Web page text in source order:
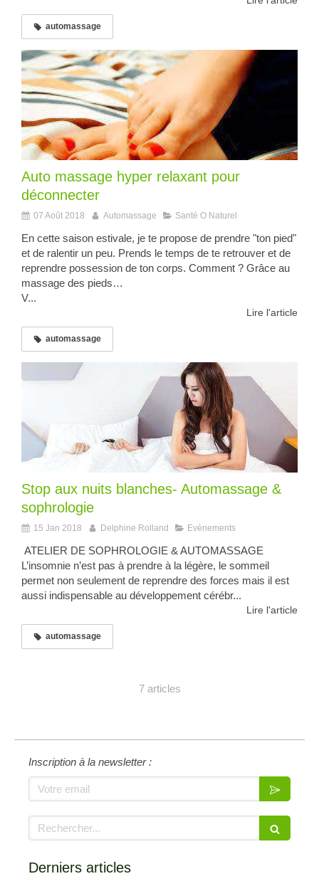
automassage
Auto massage hyper relaxant pour
déconnecter
07 Août 2018 Automassage Santé O Naturel
En cette saison estivale, je te propose de prendre "ton pied"
et de ralentir un peu. Prends le temps de te retrouver et de
reprendre possession de ton corps. Comment ? Grâce au
massage des pieds…
V...
Lire l'article
automassage
Stop aux nuits blanches- Automassage &
sophrologie
15 Jan 2018 Delphine Rolland Evènements
ATELIER DE SOPHROLOGIE & AUTOMASSAGE
L’insomnie n’est pas à prendre à la légère, le sommeil
permet non seulement de reprendre des forces mais il est
aussi indispensable au développement cérébr...
Lire l'article
automassage
7 articles
Inscription à la newsletter :
Votre email
Rechercher
Derniers articles